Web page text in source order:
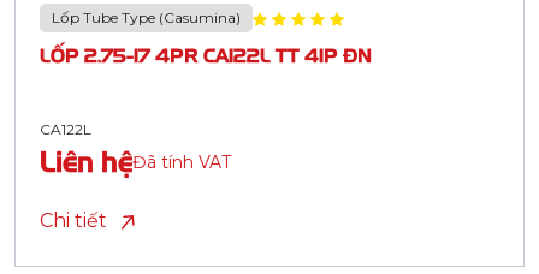
Lốp Tube Type (Casumina)
LỐP 2.75-17 4PR CA122L TT 41P ĐN
CA122L
Liên hệĐã tính VAT
Chi tiết